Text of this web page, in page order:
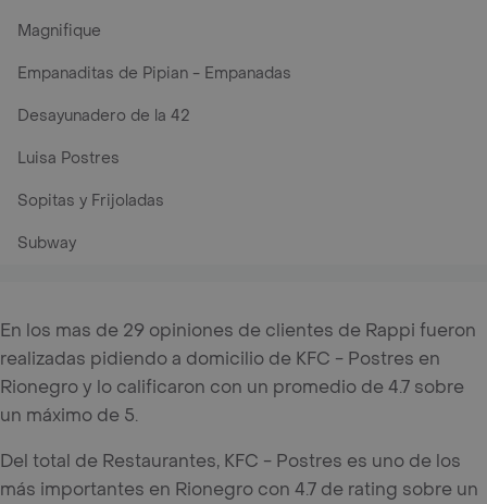
Magnifique
Empanaditas de Pipian - Empanadas
Desayunadero de la 42
Luisa Postres
Sopitas y Frijoladas
Subway
En los mas de 29 opiniones de clientes de Rappi fueron
realizadas pidiendo a domicilio de KFC - Postres en
Rionegro y lo calificaron con un promedio de 4.7 sobre
un máximo de 5.
Del total de Restaurantes, KFC - Postres es uno de los
más importantes en Rionegro con 4.7 de rating sobre un